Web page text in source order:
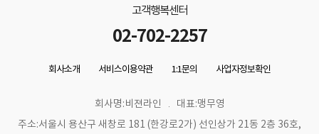
고객행복센터
02-702-2257
회사소개 서비스이용약관 1:1문의 사업자정보확인
회사명:비젼라인
대표:맹무영
주소:서울시 용산구 새창로 181 (한강로2가) 선인상가 21동 2층 36호,